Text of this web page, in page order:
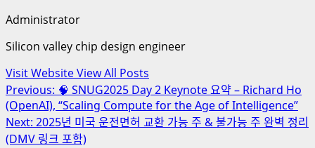
Administrator
Silicon valley chip design engineer
Visit WebsiteView All Posts
Post
navigation
Previous: 🧠 SNUG2025 Day 2 Keynote 요약 – Richard Ho
(OpenAI), “Scaling Compute for the Age of Intelligence”
Next: 2025년 미국 운전면허 교환 가능 주 & 불가능 주 완벽 정리
(DMV 링크 포함)